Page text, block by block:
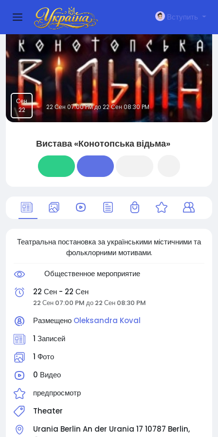
Вступить
Сен
22
Вистава «Конотопська відьма»
22 Сен 07:00 PM до 22 Сен 08:30 PM
Театральна постановка за українськими містичними та
фольклорними мотивами.
Общественное мероприятие
22 Сен - 22 Сен
22 Сен 07:00 PM до 22 Сен 08:30 PM
Размещено Oleksandra Koval
1 Записей
1 Фото
0 Видео
предпросмотр
Theater
Urania Berlin An der Urania 17 10787 Berlin,